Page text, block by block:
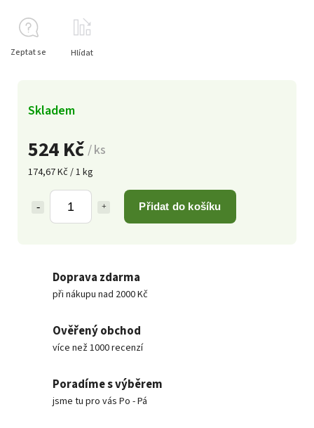
524 Kč / ks
174,67 Kč / 1 kg
Přidat do košíku
Skladem
Zeptat se Hlídat
Doprava zdarma
při nákupu nad 2000 Kč
Ověřený obchod
více než 1000 recenzí
Poradíme s výběrem
jsme tu pro vás Po - Pá